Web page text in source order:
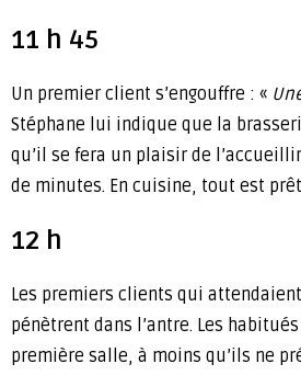
11 h 45
Un premier client s’engouffre : «
Stéphane lui indique que la
qu’il se fera un plaisir de
de minutes. En cuisine, tout est
12 h
Les premiers clients qui
pénètrent dans l’antre. Les
première salle, à moins qu’ils ne